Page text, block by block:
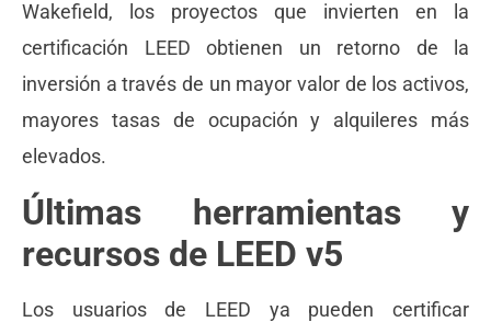
Wakefield, los proyectos que invierten en la
certificación LEED obtienen un retorno de la
inversión a través de un mayor valor de los activos,
mayores tasas de ocupación y alquileres más
elevados.
Últimas herramientas y
recursos de LEED v5
Los usuarios de LEED ya pueden certificar